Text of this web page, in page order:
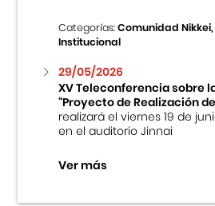
Categorías:Comunidad
Institucional
29/05/2026
XV Teleconferencia sobre
“Proyecto de Realización
realizará el viernes 19 de
en el auditorio Jinnai
Ver más